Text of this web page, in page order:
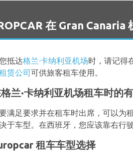
在 Gran Canaria
抵达格兰·卡纳利亚机场时，请记得
赁公司可供旅客租车使用。
兰·卡纳利亚机场租车时的
满足要求并在租车时出席，可以为
于车型。在西班牙，您应该靠右行驶
租车车型选择